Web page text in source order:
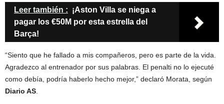
Leer también : ¡Aston Villa se niega a
pagar los €50M por esta estrella del
Barça!
“Siento que he fallado a mis compañeros, pero es parte de la vida.
Agradezco al entrenador por sus palabras. El penalti no lo ejecuté
como debía, podría haberlo hecho mejor,” declaró Morata, según
Diario AS